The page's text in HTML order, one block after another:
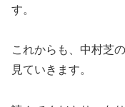
す。
これからも、中村芝
見ていきます。